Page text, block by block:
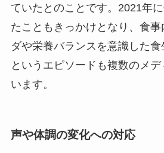
ていたとのことです。2021年
たこともきっかけとなり、食
ダや栄養バランスを意識した
というエピソードも複数のメ
います。
声や体調の変化への対応